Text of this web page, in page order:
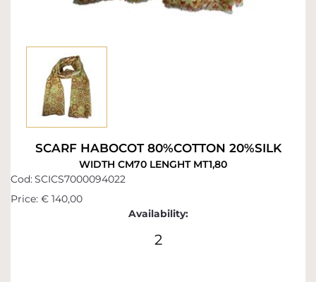
SCARF HABOCOT 80%COTTON 20%SILK
WIDTH CM70 LENGHT MT1,80
Cod:SCICS7000094022
Price: € 140,00
Availability:
2